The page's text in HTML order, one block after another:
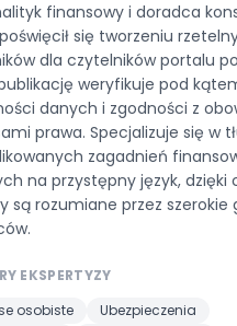
finansowy i doradca
się tworzeniu
dla czytelników portalu
weryfikuje pod
danych i zgodności z
prawa. Specjalizuje się w
zagadnień
na przystępny język, dzięki
są rozumiane przez szerokie
EKSPERTYZY
osobiste
Ubezpieczenia